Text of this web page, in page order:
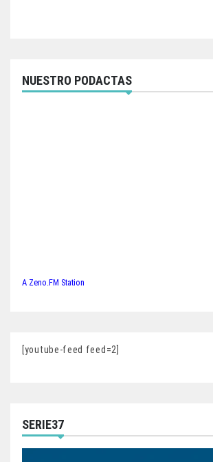
NUESTRO PODACTAS
A Zeno.FM Station
[youtube-feed feed=2]
SERIE37